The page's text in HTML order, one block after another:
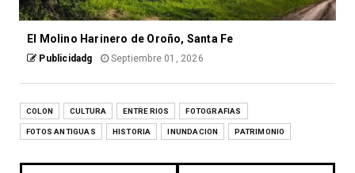
El Molino Harinero de Oroño, Santa Fe
Publicidadg Septiembre 01, 2026
COLON CULTURA ENTRE RIOS FOTOGRAFIAS
FOTOS ANTIGUAS HISTORIA INUNDACION PATRIMONIO